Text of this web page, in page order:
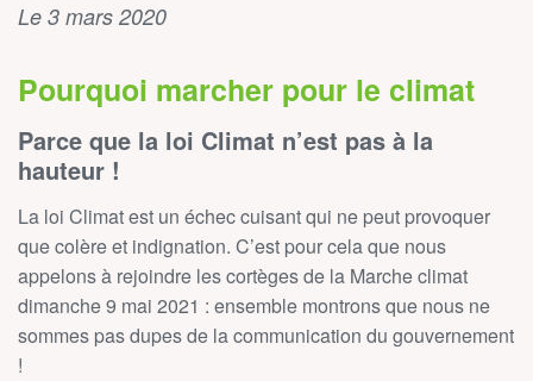
Le 3 mars 2020
Pourquoi marcher pour le climat
Parce que la loi Climat n’est pas à la
hauteur !
La loi Climat est un échec cuisant qui ne peut provoquer
que colère et indignation. C’est pour cela que nous
appelons à rejoindre les cortèges de la Marche climat
dimanche 9 mai 2021 : ensemble montrons que nous ne
sommes pas dupes de la communication du gouvernement
!